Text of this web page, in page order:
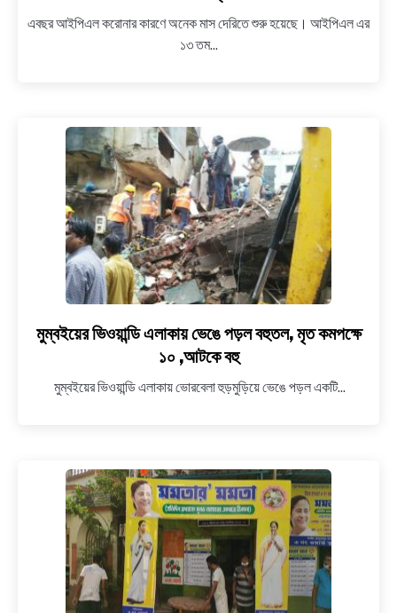
ম্যাচে
গুরুতর
,
ম্যাচ
ঘিরে
বিতর্ক
–
জেনে
নিন
বিস্তারিত
এবছর আইপিএল করোনার কারণে অনেক মাস দেরিতে শুরু হয়েছে। আইপিএল এর
১৩ তম...
link
to
ভিওয়ান্ডি
বহুতল,
মৃত
কমপক্ষে
১০
,আটকে
বহু
মুম্বইয়ের ভিওয়ান্ডি এলাকায় ভেঙে পড়ল বহুতল, মৃত কমপক্ষে
১০ ,আটকে বহু
মুম্বইয়ের ভিওয়ান্ডি এলাকায় ভোরবেলা হুড়মুড়িয়ে ভেঙে পড়ল একটি...